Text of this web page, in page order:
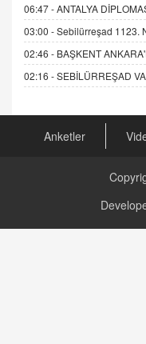
06:47 -ANTALYA
03:00 -Sebilürreşad 1123.
02:46 - BAŞKENT
02:16 -SEBİLÜRREŞAD
Anketler